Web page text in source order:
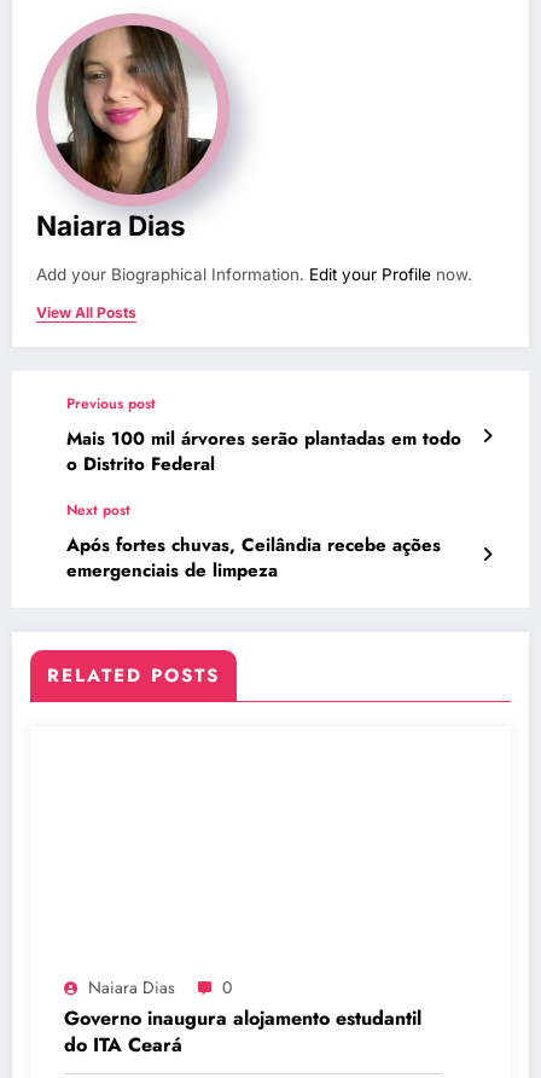
Naiara Dias
Add your Biographical Information. Edit your Profile now.
View All Posts
Previous post
Mais 100 mil árvores serão plantadas em todo
o Distrito Federal
Next post
Após fortes chuvas, Ceilândia recebe ações
emergenciais de limpeza
RELATED POSTS
Naiara Dias 0
Governo inaugura alojamento estudantil
do ITA Ceará